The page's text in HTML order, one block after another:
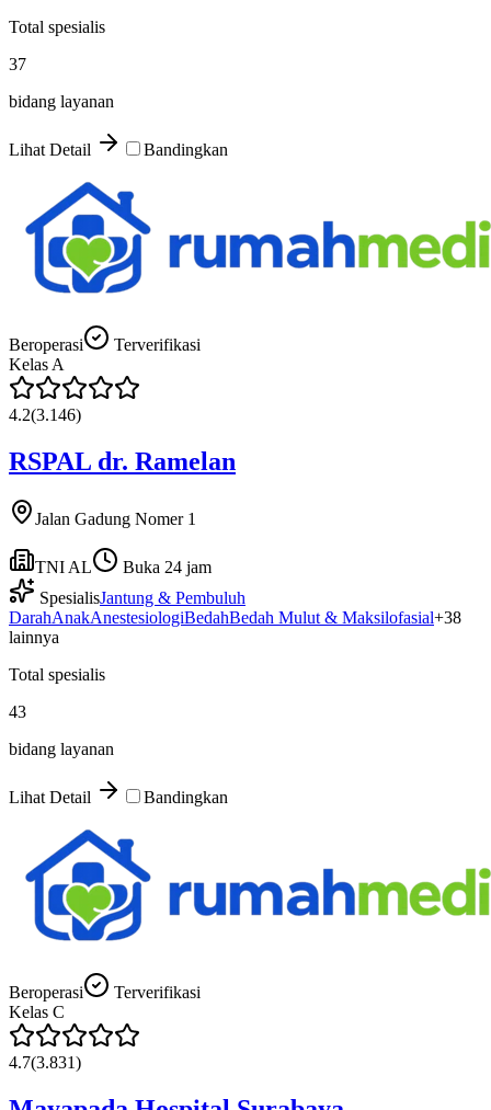
Total spesialis
37
bidang layanan
Lihat Detail Bandingkan
Beroperasi
Terverifikasi
Kelas A
4.2(3.146)
RSPAL dr. Ramelan
Jalan Gadung Nomer 1
TNI AL
Buka 24 jam
SpesialisJantung & Pembuluh
DarahAnakAnestesiologiBedahBedah Mulut & Maksilofasial+38
lainnya
Total spesialis
43
bidang layanan
Lihat Detail Bandingkan
Beroperasi
Terverifikasi
Kelas C
4.7(3.831)